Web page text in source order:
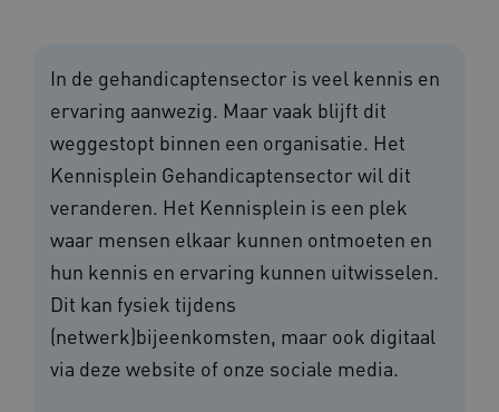
In de gehandicaptensector is veel kennis en
ervaring aanwezig. Maar vaak blijft dit
weggestopt binnen een organisatie. Het
Kennisplein Gehandicaptensector wil dit
veranderen. Het Kennisplein is een plek
waar mensen elkaar kunnen ontmoeten en
hun kennis en ervaring kunnen uitwisselen.
Dit kan fysiek tijdens
(netwerk)bijeenkomsten, maar ook digitaal
via deze website of onze sociale media.